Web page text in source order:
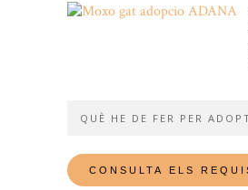
QUÈ HE DE FER PER